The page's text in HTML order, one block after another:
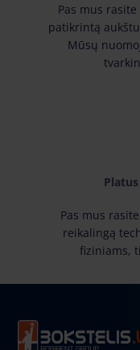
Pas mus
patikrintą
Mūsų
Pas mus
reikalingą
fiziniams,